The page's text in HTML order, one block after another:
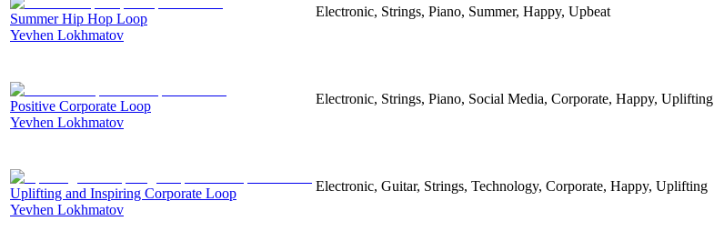
Summer Hip Hop Loop
Yevhen Lokhmatov
Electronic, Strings, Piano, Summer, Happy, Upbeat
Positive Corporate Loop
Yevhen Lokhmatov
Electronic, Strings, Piano, Social Media, Corporate, Happy, Uplifting
Uplifting and Inspiring Corporate Loop
Yevhen Lokhmatov
Electronic, Guitar, Strings, Technology, Corporate, Happy, Uplifting